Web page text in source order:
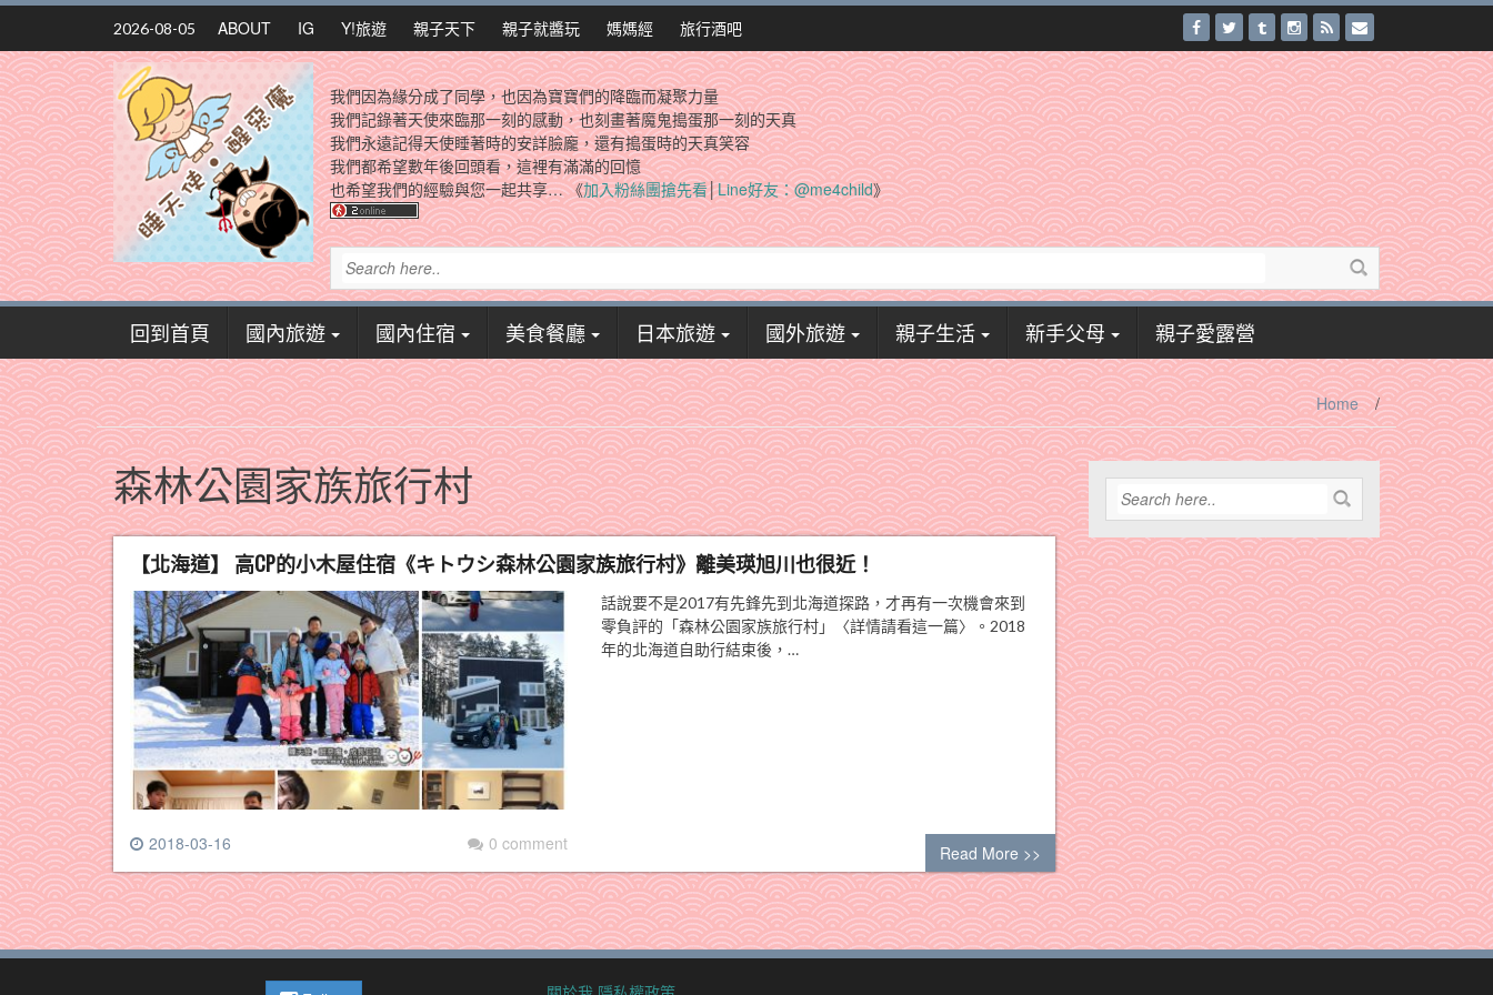
Skip
content
2026-08-05 ABOUT IG Y!旅遊 親子天下 親子就醬玩 媽媽經 旅行酒吧
我們因為緣分成了同學，也因為寶寶們的降臨而凝聚力量
我們記錄著天使來臨那一刻的感動，也刻畫著魔鬼搗蛋那一刻的天真
我們永遠記得天使睡著時的安詳臉龐，還有搗蛋時的天真笑容
我們都希望數年後回頭看，這裡有滿滿的回憶
也希望我們的經驗與您一起共享… 《加入粉絲團搶先看│Line好友：@me4child》
回到首頁 國內旅遊 國內住宿 美食餐廳 日本旅遊 國外旅遊 親子生活 新手父母 親子愛露營
Home /
森林公園家族旅行村
【北海道】 高CP的小木屋住宿《キトウシ森林公園家族旅行村》離美瑛旭川也很近！
2018-03-16 0 comment
話說要不是2017有先鋒先到北海道探路，才再有一次機會來到
零負評的「森林公園家族旅行村」〈詳情請看這一篇〉。2018
年的北海道自助行結束後，…
Read More >>